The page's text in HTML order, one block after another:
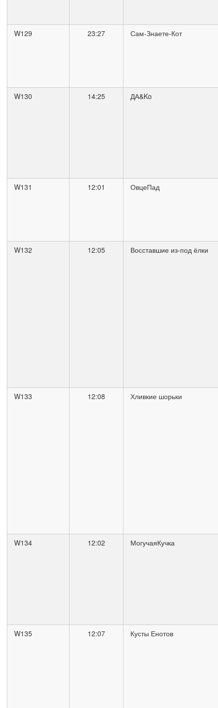
W129 23:27 Сам-Знаете-Кот
W130 14:25 ДА&Ko
W131 12:01 ОвцеПад
W132 12:05 Восставшие из-под ёлки
W133 12:08 Хливкие шорьки
W134 12:02 МогучаяКучка
W135 12:07 Кусты Енотов